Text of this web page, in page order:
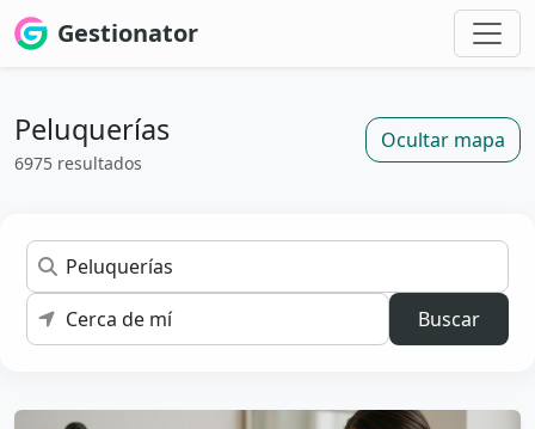
Gestionator
Peluquerías
6975 resultados
Ocultar mapa
Buscar